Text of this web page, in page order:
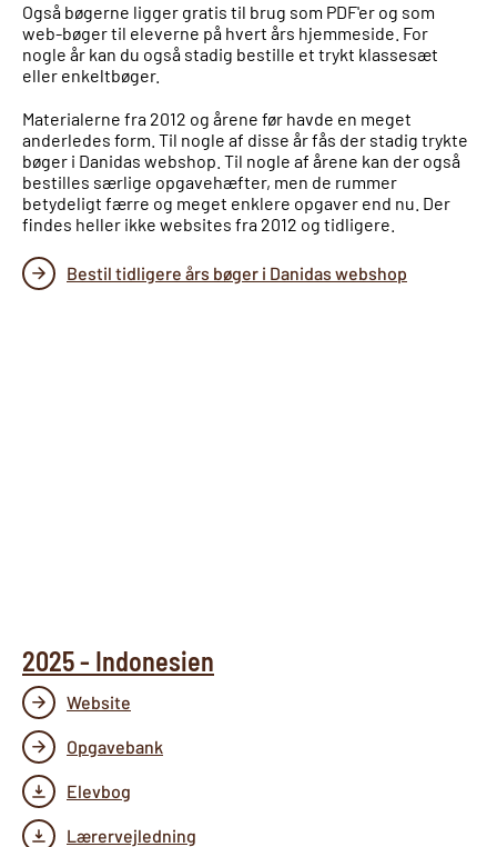
Også bøgerne ligger gratis til brug som PDF'er og som
web-bøger til eleverne på hvert års hjemmeside. For
nogle år kan du også stadig bestille et trykt klassesæt
eller enkeltbøger.
Materialerne fra 2012 og årene før havde en meget
anderledes form. Til nogle af disse år fås der stadig trykte
bøger i Danidas webshop. Til nogle af årene kan der også
bestilles særlige opgavehæfter, men de rummer
betydeligt færre og meget enklere opgaver end nu. Der
findes heller ikke websites fra 2012 og tidligere.
Bestil tidligere års bøger i Danidas webshop
2025 - Indonesien
Website
Opgavebank
Elevbog
Lærervejledning